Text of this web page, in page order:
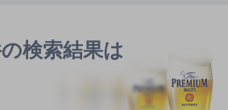
検索結果は